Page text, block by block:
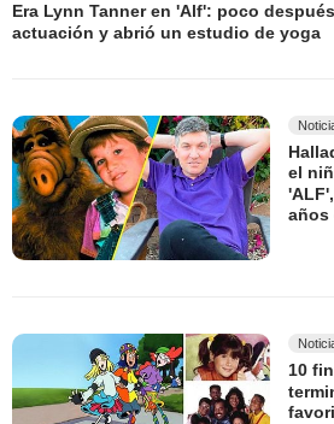
Era Lynn Tanner en 'Alf': poco
actuación y abrió un estudio de yoga
el
años
10